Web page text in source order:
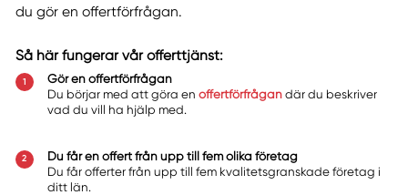
du gör en offertförfrågan.
Så här fungerar vår offerttjänst:
Gör en offertförfrågan
Du börjar med att göra en offertförfrågandär du beskriver
vad du vill ha hjälp med.
Du får en offert från upp till fem olika företag
Du får offerter från upp till fem kvalitetsgranskade företag i
ditt län.